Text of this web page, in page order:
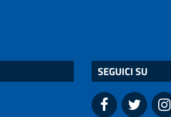
SEGUICI SU